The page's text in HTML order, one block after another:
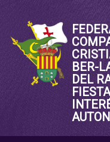
BER-
DEL